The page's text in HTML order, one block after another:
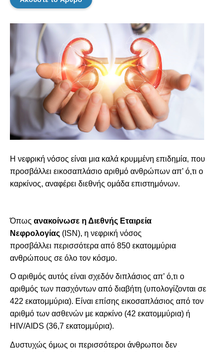
Η νεφρική νόσος είναι μια καλά κρυμμένη επιδημία, που
προσβάλλει εικοσαπλάσιο αριθμό ανθρώπων απ’ ό,τι ο
καρκίνος, αναφέρει διεθνής ομάδα επιστημόνων.
Όπως ανακοίνωσε η Διεθνής Εταιρεία
Νεφρολογίας (ISN), η νεφρική νόσος
προσβάλλει περισσότερα από 850 εκατομμύρια
ανθρώπους σε όλο τον κόσμο.
Ο αριθμός αυτός είναι σχεδόν διπλάσιος απ’ ό,τι ο
αριθμός των πασχόντων από διαβήτη (υπολογίζονται σε
422 εκατομμύρια). Είναι επίσης εικοσαπλάσιος από τον
αριθμό των ασθενών με καρκίνο (42 εκατομμύρια) ή
HIV/AIDS (36,7 εκατομμύρια).
Δυστυχώς όμως οι περισσότεροι άνθρωποι δεν